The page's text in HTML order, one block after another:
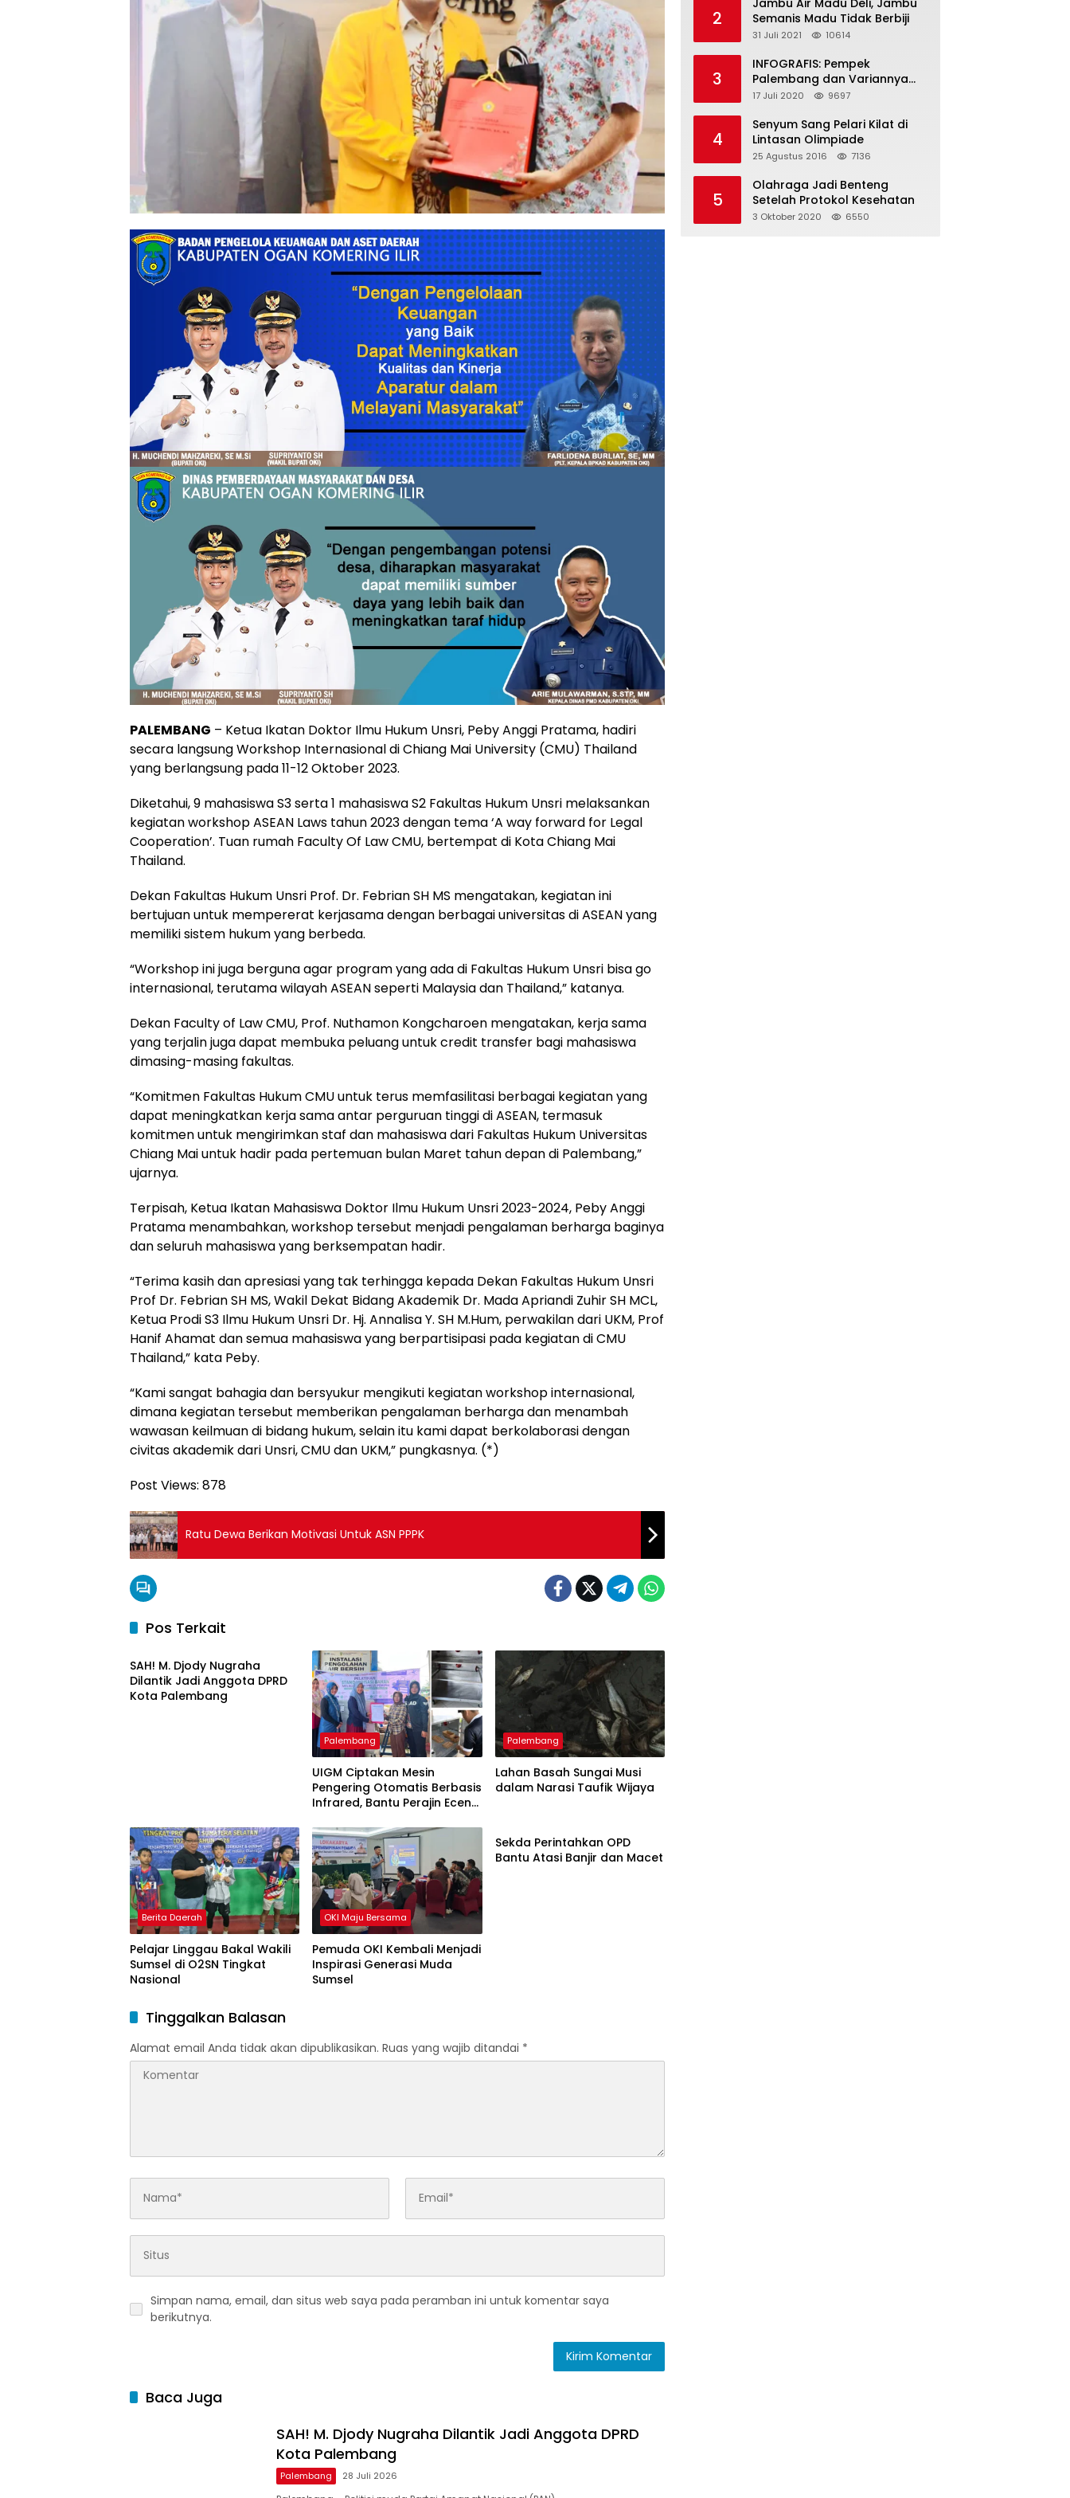
PALEMBANG – Ketua Ikatan Doktor Ilmu Hukum Unsri, Peby Anggi Pratama, hadiri
secara langsung Workshop Internasional di Chiang Mai University (CMU) Thailand
yang berlangsung pada 11-12 Oktober 2023.
Diketahui, 9 mahasiswa S3 serta 1 mahasiswa S2 Fakultas Hukum Unsri melaksankan
kegiatan workshop ASEAN Laws tahun 2023 dengan tema ‘A way forward for Legal
Cooperation’. Tuan rumah Faculty Of Law CMU, bertempat di Kota Chiang Mai
Thailand.
Dekan Fakultas Hukum Unsri Prof. Dr. Febrian SH MS mengatakan, kegiatan ini
bertujuan untuk mempererat kerjasama dengan berbagai universitas di ASEAN yang
memiliki sistem hukum yang berbeda.
“Workshop ini juga berguna agar program yang ada di Fakultas Hukum Unsri bisa go
internasional, terutama wilayah ASEAN seperti Malaysia dan Thailand,” katanya.
Dekan Faculty of Law CMU, Prof. Nuthamon Kongcharoen mengatakan, kerja sama
yang terjalin juga dapat membuka peluang untuk credit transfer bagi mahasiswa
dimasing-masing fakultas.
“Komitmen Fakultas Hukum CMU untuk terus memfasilitasi berbagai kegiatan yang
dapat meningkatkan kerja sama antar perguruan tinggi di ASEAN, termasuk
komitmen untuk mengirimkan staf dan mahasiswa dari Fakultas Hukum Universitas
Chiang Mai untuk hadir pada pertemuan bulan Maret tahun depan di Palembang,”
ujarnya.
Terpisah, Ketua Ikatan Mahasiswa Doktor Ilmu Hukum Unsri 2023-2024, Peby Anggi
Pratama menambahkan, workshop tersebut menjadi pengalaman berharga baginya
dan seluruh mahasiswa yang berksempatan hadir.
“Terima kasih dan apresiasi yang tak terhingga kepada Dekan Fakultas Hukum Unsri
Prof Dr. Febrian SH MS, Wakil Dekat Bidang Akademik Dr. Mada Apriandi Zuhir SH MCL,
Ketua Prodi S3 Ilmu Hukum Unsri Dr. Hj. Annalisa Y. SH M.Hum, perwakilan dari UKM, Prof
Hanif Ahamat dan semua mahasiswa yang berpartisipasi pada kegiatan di CMU
Thailand,” kata Peby.
“Kami sangat bahagia dan bersyukur mengikuti kegiatan workshop internasional,
dimana kegiatan tersebut memberikan pengalaman berharga dan menambah
wawasan keilmuan di bidang hukum, selain itu kami dapat berkolaborasi dengan
civitas akademik dari Unsri, CMU dan UKM,” pungkasnya. (*)
Post Views: 878
Ratu Dewa Berikan Motivasi Untuk ASN PPPK
Pos Terkait
Palembang
SAH! M. Djody Nugraha
Dilantik Jadi Anggota DPRD
Kota Palembang
Palembang
UIGM Ciptakan Mesin
Pengering Otomatis Berbasis
Infrared, Bantu Perajin Eceng
Palembang
Lahan Basah Sungai Musi
dalam Narasi Taufik Wijaya
Berita Daerah
Pelajar Linggau Bakal Wakili
Sumsel di O2SN Tingkat
Nasional
OKI Maju Bersama
Pemuda OKI Kembali Menjadi
Inspirasi Generasi Muda
Sumsel
Sekda Perintahkan OPD
Bantu Atasi Banjir dan Macet
Tinggalkan Balasan
Alamat email Anda tidak akan dipublikasikan. Ruas yang wajib ditandai *
Simpan nama, email, dan situs web saya pada peramban ini untuk komentar saya
berikutnya.
Baca Juga
SAH! M. Djody Nugraha Dilantik Jadi Anggota DPRD
Kota Palembang
Palembang 28 Juli 2026
2
Jambu Air Madu Deli, Jambu
Semanis Madu Tidak Berbiji
31 Juli 2021 10614
3
INFOGRAFIS: Pempek
Palembang dan Variannya
yang Melegenda
17 Juli 2020 9697
4
Senyum Sang Pelari Kilat di
Lintasan Olimpiade
25 Agustus 2016 7136
5
Olahraga Jadi Benteng
Setelah Protokol Kesehatan
3 Oktober 2020 6550